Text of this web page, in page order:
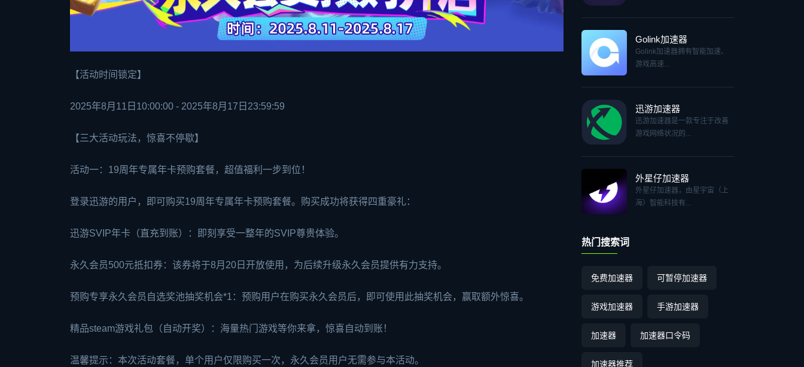
【活动时间锁定】
2025年8月11日10:00:00 - 2025年8月17日23:59:59
【三大活动玩法，惊喜不停歇】
活动一：19周年专属年卡预购套餐，超值福利一步到位！
登录迅游的用户，即可购买19周年专属年卡预购套餐。购买成功将获得四重豪礼：
迅游SVIP年卡（直充到账）：即刻享受一整年的SVIP尊贵体验。
永久会员500元抵扣券：该券将于8月20日开放使用，为后续升级永久会员提供有力支持。
预购专享永久会员自选奖池抽奖机会*1：预购用户在购买永久会员后，即可使用此抽奖机会，赢取额外惊喜。
精品steam游戏礼包（自动开奖）：海量热门游戏等你来拿，惊喜自动到账！
温馨提示：本次活动套餐，单个用户仅限购买一次，永久会员用户无需参与本活动。
Golink加速器
Golink加速器拥有智能加速、
游戏高速...
迅游加速器
迅游加速器是一款专注于改善
游戏网络状况的...
外星仔加速器
外星仔加速器，由星宇宙（上
海）智能科技有...
热门搜索词
免费加速器 可暂停加速器
游戏加速器 手游加速器
加速器 加速器口令码
加速器推荐